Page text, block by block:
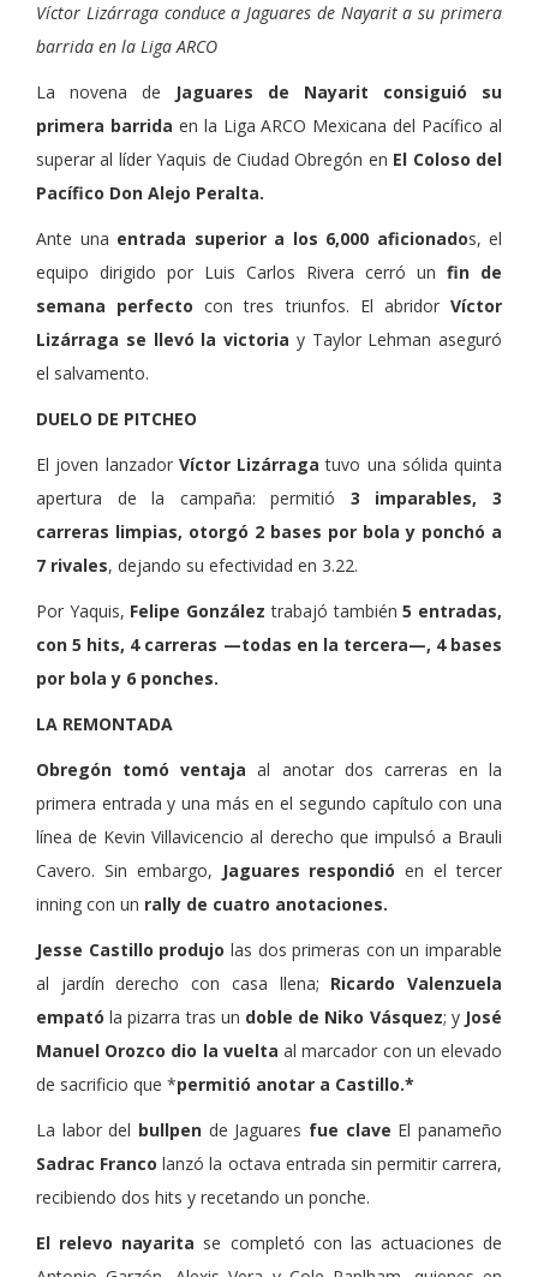
Víctor Lizárraga conduce a Jaguares de Nayarit a su primera
barrida en la Liga ARCO
La novena de
Jaguares de Nayarit consiguió su
primera barrida en la Liga ARCO Mexicana del Pacífico al
superar al líder Yaquis de Ciudad Obregón en El Coloso del
Pacífico Don Alejo Peralta.
Ante una entrada superior a los 6,000 aficionados, el
equipo dirigido por Luis Carlos Rivera cerró un fin de
semana perfecto con tres triunfos. El abridorVíctor
Lizárraga se llevó la victoria y Taylor Lehman aseguró
el salvamento.
DUELO DE PITCHEO
El joven lanzador Víctor Lizárraga tuvo una sólida quinta
apertura de la campaña: permitió 3 imparables, 3
carreras limpias, otorgó 2 bases por bola y ponchó a
7 rivales, dejando su efectividad en 3.22.
Por Yaquis, Felipe Gonzáleztrabajó también5 entradas,
con 5 hits, 4 carreras —todas en la tercera—, 4 bases
por bola y 6 ponches.
LA REMONTADA
Obregón tomó ventaja al anotar dos carreras en la
primera entrada y una más en el segundo capítulo con una
línea de Kevin Villavicencio al derecho que impulsó a Brauli
Cavero. Sin embargo, Jaguares respondió en el tercer
inning con un rally de cuatro anotaciones.
Jesse Castillo produjo las dos primeras con un imparable
al jardín derecho con casa llena; Ricardo Valenzuela
empató la pizarra tras un doble de Niko Vásquez; y José
Manuel Orozco dio la vuelta al marcador con un elevado
de sacrificio que *permitió anotar a Castillo.*
La labor del bullpen de Jaguares fue clave El panameño
Sadrac Franco lanzó la octava entrada sin permitir carrera,
recibiendo dos hits y recetando un ponche.
El relevo nayarita se completó con las actuaciones de